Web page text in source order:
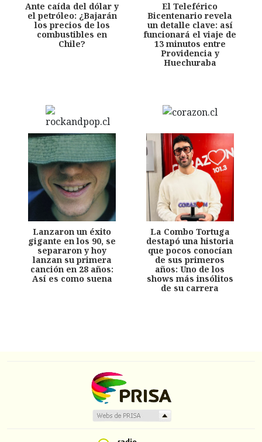
Ante caída del dólar y
el petróleo: ¿Bajarán
los precios de los
combustibles en
Chile?
El Teleférico
Bicentenario revela
un detalle clave: así
funcionará el viaje de
13 minutos entre
Providencia y
Huechuraba
Lanzaron un éxito
gigante en los 90, se
separaron y hoy
lanzan su primera
canción en 28 años:
Así es como suena
La Combo Tortuga
destapó una historia
que pocos conocían
de sus primeros
años: Uno de los
shows más insólitos
de su carrera